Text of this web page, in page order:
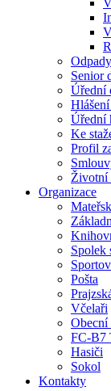
Odpady
Senior
Úřední
Úřední
Ke
Profil
Životní
Organizace
Spolek
Pošta
Včelaři
Obecní
FC-B7
Hasiči
Sokol
Kontakty